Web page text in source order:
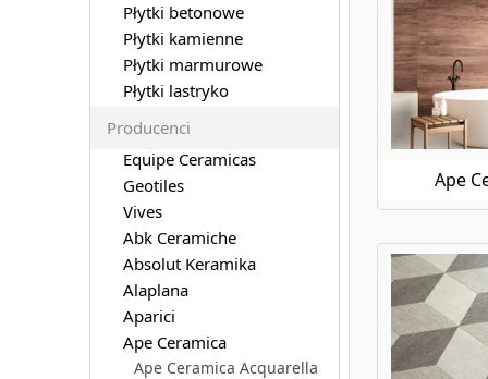
Ape
Płytki betonowe
Płytki kamienne
Płytki marmurowe
Płytki lastryko
Producenci
Equipe Ceramicas
Geotiles
Vives
Abk Ceramiche
Absolut Keramika
Alaplana
Aparici
Ape Ceramica
Ape Ceramica Acquarella